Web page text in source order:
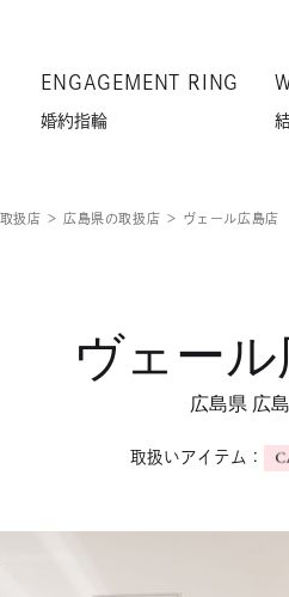
ENGAGEMENT RING
婚約指輪
扱店 広島県の取扱店 ヴェール広島店
ヴェー
広島県 広
取扱いアイテム：